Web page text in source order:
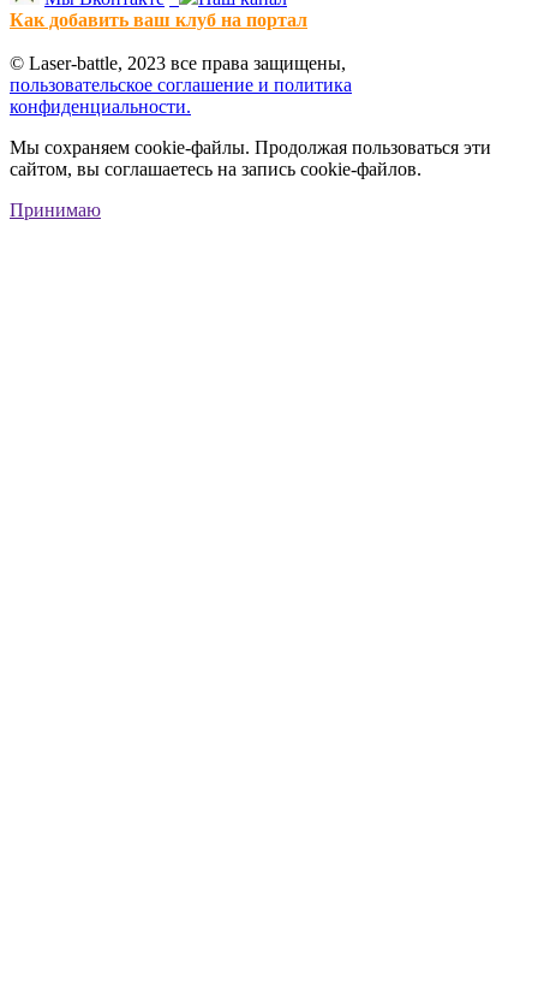
Как добавить ваш клуб на портал
© Laser-battle, 2023 все права защищены,
пользовательское соглашение и политика
конфиденциальности.
Мы сохраняем cookie-файлы. Продолжая пользоваться эти
сайтом, вы соглашаетесь на запись cookie-файлов.
Принимаю